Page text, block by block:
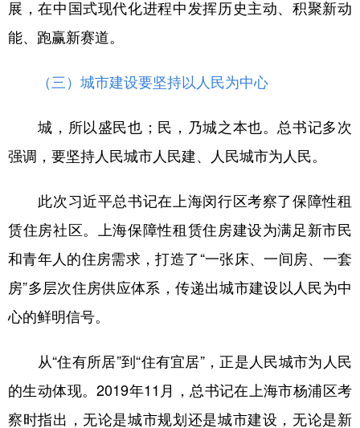
展，在中国式现代化进程中发挥历史主动、积聚新动
能、跑赢新赛道。
（三）城市建设要坚持以人民为中心
城，所以盛民也；民，乃城之本也。总书记多次
强调，要坚持人民城市人民建、人民城市为人民。
此次习近平总书记在上海闵行区考察了保障性租
赁住房社区。上海保障性租赁住房建设为满足新市民
和青年人的住房需求，打造了“一张床、一间房、一套
房”多层次住房供应体系，传递出城市建设以人民为中
心的鲜明信号。
从“住有所居”到“住有宜居”，正是人民城市为人民
的生动体现。2019年11月，总书记在上海市杨浦区考
察时指出，无论是城市规划还是城市建设，无论是新